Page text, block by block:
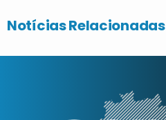
Notícias Relacionadas